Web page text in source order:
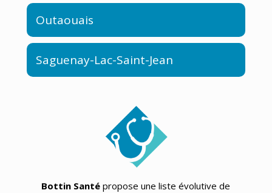
Outaouais
Saguenay-Lac-Saint-Jean
Bottin Santé propose une liste évolutive de